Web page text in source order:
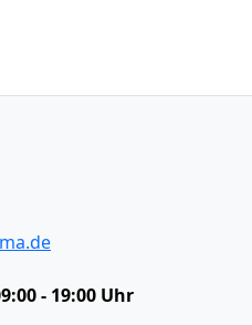
- 19:00 Uhr